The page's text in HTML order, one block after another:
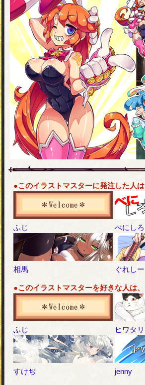
●このイラストマスターに発注した人
ふじ べにしろ
相馬 ぐれしー
●このイラストマスターを好きな人は
ふじ ヒワタリ
すけぢ jenny